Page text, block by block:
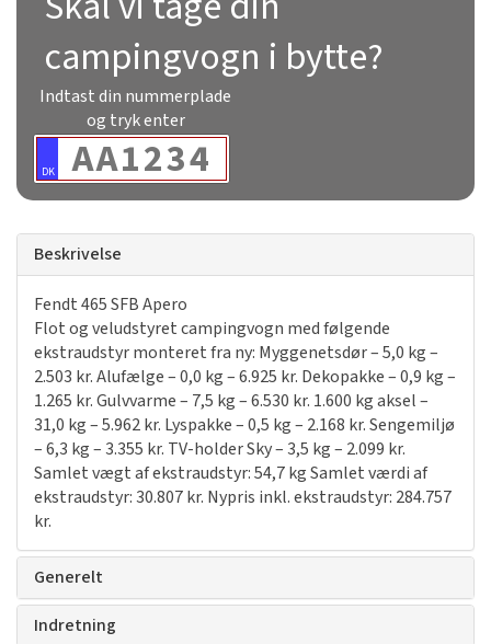
campingvogn i bytte?
Indtast din nummerplade
og tryk enter
DK
Beskrivelse
Fendt 465 SFB Apero
Flot og veludstyret campingvogn med følgende
ekstraudstyr monteret fra ny: Myggenetsdør – 5,0 kg –
2.503 kr. Alufælge – 0,0 kg – 6.925 kr. Dekopakke – 0,9 kg –
1.265 kr. Gulvvarme – 7,5 kg – 6.530 kr. 1.600 kg aksel –
31,0 kg – 5.962 kr. Lyspakke – 0,5 kg – 2.168 kr. Sengemiljø
– 6,3 kg – 3.355 kr. TV-holder Sky – 3,5 kg – 2.099 kr.
Samlet vægt af ekstraudstyr: 54,7 kg Samlet værdi af
ekstraudstyr: 30.807 kr. Nypris inkl. ekstraudstyr: 284.757
kr.
Generelt
Indretning